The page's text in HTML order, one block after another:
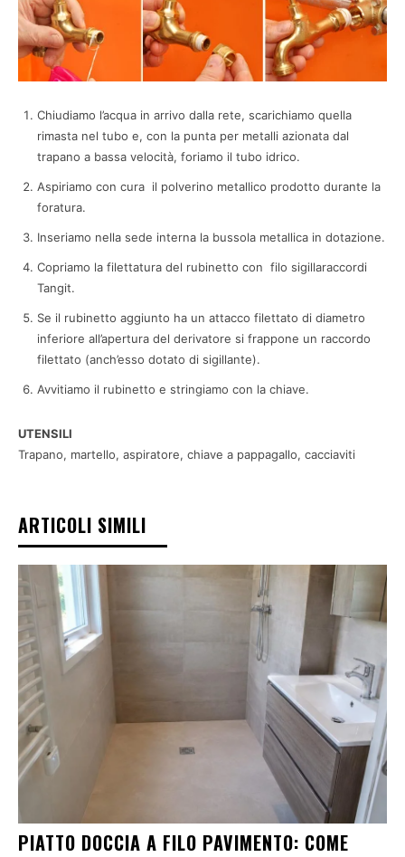
Chiudiamo l’acqua in arrivo dalla rete, scarichiamo quella
rimasta nel tubo e, con la punta per metalli azionata dal
trapano a bassa velocità, foriamo il tubo idrico.
Aspiriamo con cura il polverino metallico prodotto durante la
foratura.
Inseriamo nella sede interna la bussola metallica in dotazione.
Copriamo la filettatura del rubinetto con filo sigillaraccordi
Tangit.
Se il rubinetto aggiunto ha un attacco filettato di diametro
inferiore all’apertura del derivatore si frappone un raccordo
filettato (anch’esso dotato di sigillante).
Avvitiamo il rubinetto e stringiamo con la chiave.
UTENSILI
Trapano, martello, aspiratore, chiave a pappagallo, cacciaviti
ARTICOLI SIMILI
PIATTO DOCCIA A FILO PAVIMENTO: COME